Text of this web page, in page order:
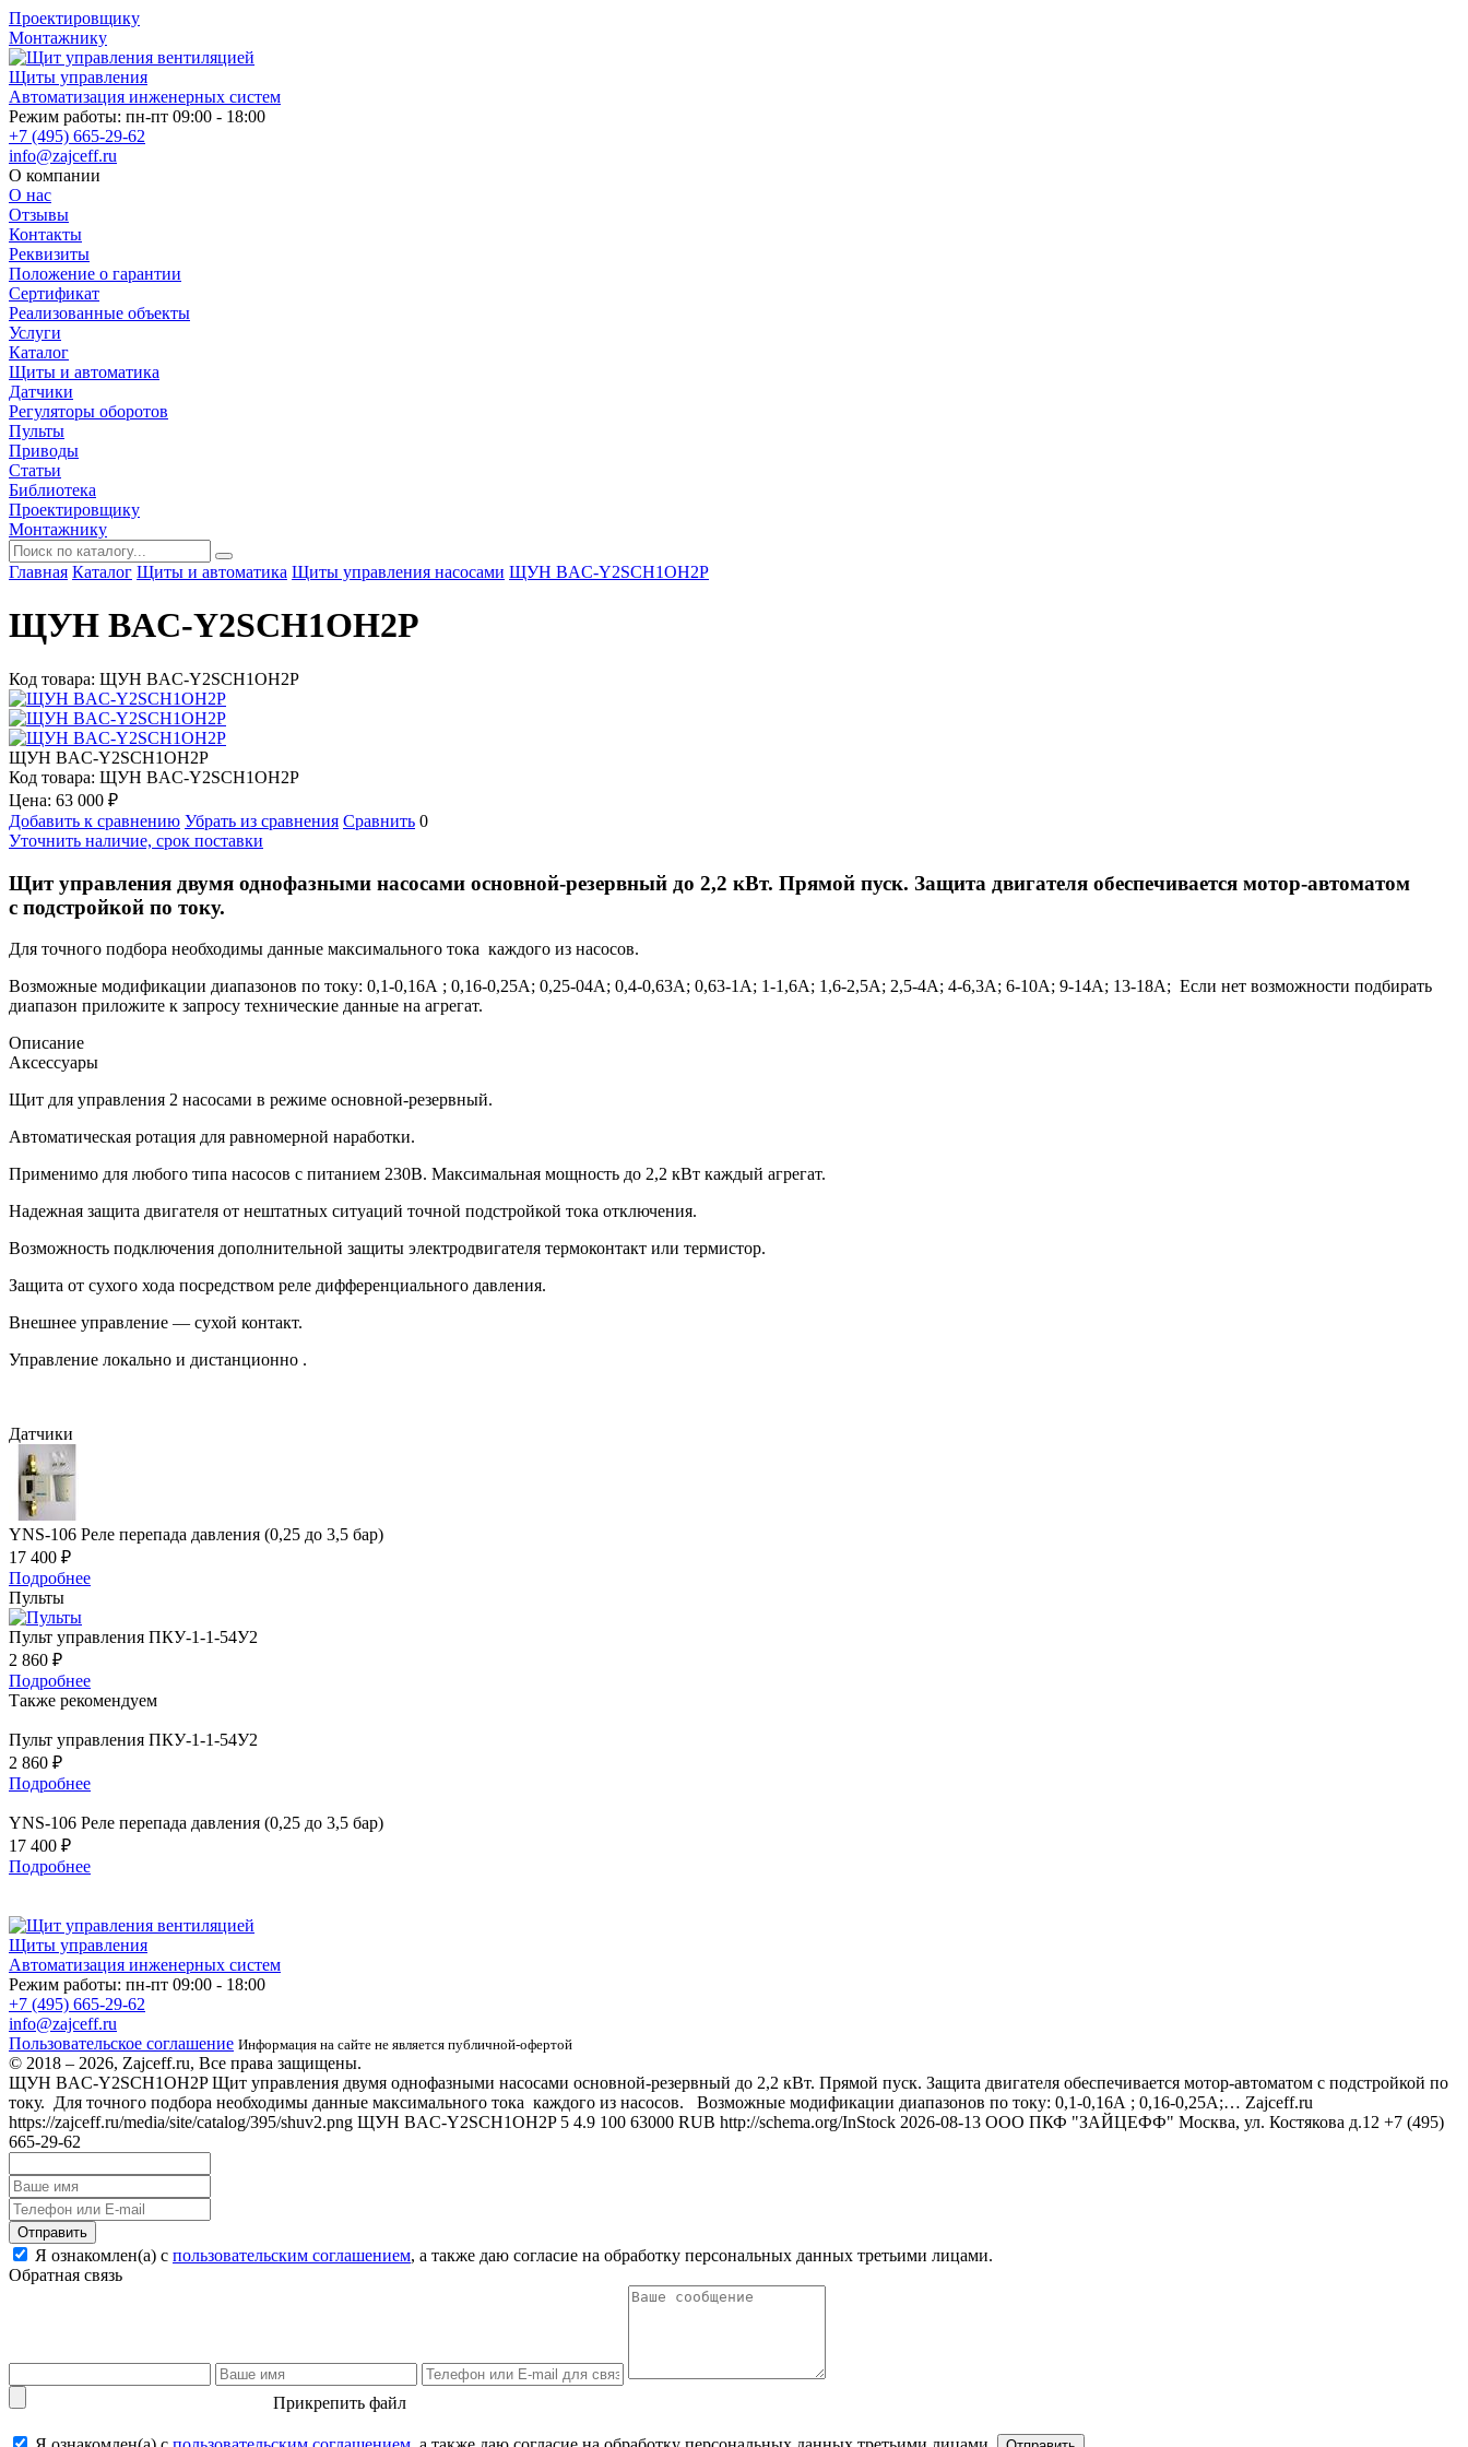
Проектировщику
Монтажнику
Щиты управления
Автоматизация инженерных систем
Режим работы: пн-пт 09:00 - 18:00
+7 (495) 665-29-62
info@zajceff.ru
О компании
О нас
Отзывы
Контакты
Реквизиты
Положение о гарантии
Сертификат
Реализованные объекты
Услуги
Каталог
Щиты и автоматика
Датчики
Регуляторы оборотов
Пульты
Приводы
Статьи
Библиотека
Проектировщику
Монтажнику
Главная Каталог Щиты и автоматика Щиты управления насосами ЩУН BAC-Y2SCH1OH2P
ЩУН BAC-Y2SCH1OH2P
Код товара: ЩУН BAC-Y2SCH1OH2P
ЩУН BAC-Y2SCH1OH2P
Код товара: ЩУН BAC-Y2SCH1OH2P
Цена: 63 000 ₽
Добавить к сравнению Убрать из сравнения Сравнить 0
Уточнить наличие, срок поставки
Щит управления двумя однофазными насосами основной-резервный до 2,2 кВт. Прямой пуск. Защита двигателя обеспечивается мотор-автоматом
с подстройкой по току.
Для точного подбора необходимы данные максимального тока каждого из насосов.
Возможные модификации диапазонов по току: 0,1-0,16А ; 0,16-0,25А; 0,25-04А; 0,4-0,63А; 0,63-1А; 1-1,6А; 1,6-2,5А; 2,5-4А; 4-6,3А; 6-10А; 9-14А; 13-18А; Если нет возможности подбирать
диапазон приложите к запросу технические данные на агрегат.
Описание
Аксессуары
Щит для управления 2 насосами в режиме основной-резервный.
Автоматическая ротация для равномерной наработки.
Применимо для любого типа насосов с питанием 230В. Максимальная мощность до 2,2 кВт каждый агрегат.
Надежная защита двигателя от нештатных ситуаций точной подстройкой тока отключения.
Возможность подключения дополнительной защиты электродвигателя термоконтакт или термистор.
Защита от сухого хода посредством реле дифференциального давления.
Внешнее управление — сухой контакт.
Управление локально и дистанционно .
Датчики
YNS-106 Реле перепада давления (0,25 до 3,5 бар)
17 400 ₽
Подробнее
Пульты
Пульт управления ПКУ-1-1-54У2
2 860 ₽
Подробнее
Также рекомендуем
Пульт управления ПКУ-1-1-54У2
2 860 ₽
Подробнее
YNS-106 Реле перепада давления (0,25 до 3,5 бар)
17 400 ₽
Подробнее
Щиты управления
Автоматизация инженерных систем
Режим работы: пн-пт 09:00 - 18:00
+7 (495) 665-29-62
info@zajceff.ru
Пользовательское соглашение Информация на сайте не является публичной-офертой
© 2018 – 2026, Zajceff.ru, Все права защищены.
ЩУН BAC-Y2SCH1OH2P Щит управления двумя однофазными насосами основной-резервный до 2,2 кВт. Прямой пуск. Защита двигателя обеспечивается мотор-автоматом с подстройкой по
току. Для точного подбора необходимы данные максимального тока каждого из насосов. Возможные модификации диапазонов по току: 0,1-0,16А ; 0,16-0,25А;… Zajceff.ru
https://zajceff.ru/media/site/catalog/395/shuv2.png ЩУН BAC-Y2SCH1OH2P 5 4.9 100 63000 RUB http://schema.org/InStock 2026-08-13 ООО ПКФ "ЗАЙЦЕФФ" Москва, ул. Костякова д.12 +7 (495)
665-29-62
Отправить
Я ознакомлен(а) с пользовательским соглашением, а также даю согласие на обработку персональных данных третьими лицами.
Обратная связь
Прикрепить файл